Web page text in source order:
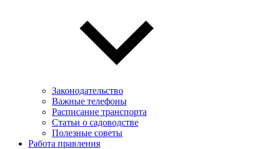
Законодательство
Важные телефоны
Расписание транспорта
Статьи о садоводстве
Полезные советы
Работа правления